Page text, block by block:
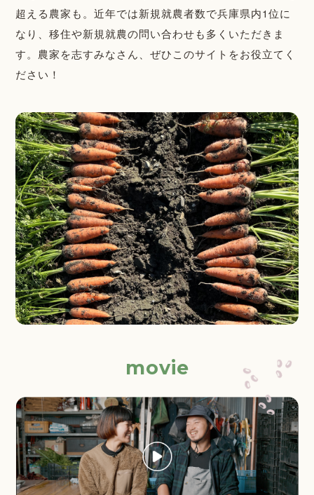
超える農家も。近年では新規就農者数で兵庫県内1位に
なり、移住や新規就農の問い合わせも多くいただきま
す。農家を志すみなさん、ぜひこのサイトをお役立てく
ださい！
movie